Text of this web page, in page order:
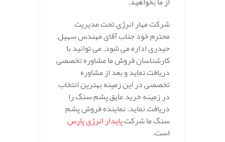
شرکت مهار انرژی تحت مدیریت
محترم خود جناب آقای مهندس سهیل
حیدری اداره می شود. می توانید با
کارشناسان فروش ما مشاوره تخصصی
دریافت نماید و بعد از مشاوره
تخصصی در این زمینه بهترین انتخاب
در زمینه خرید عایق پشم سنگ را
دریافت نماید. نماینده فروش پشم
سنگ ما شرکتپایدار انرژی پارس
است.